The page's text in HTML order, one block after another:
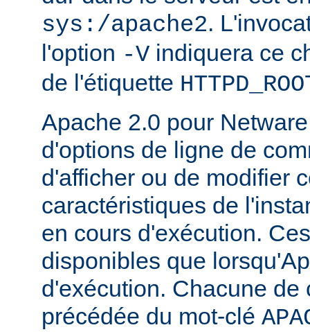
sys:/apache2.
l'option -V indiquera ce
de l'étiquette
Apache 2.0 pour
d'options de ligne de
d'afficher ou de modifier
caractéristiques de
en cours d'exécution.
disponibles que
d'exécution. Chacune de
précédée du mot-clé